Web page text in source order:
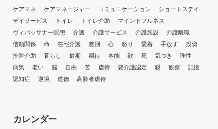
ケアマネ ケアマネージャー コミュニケーション
ショートステイ
デイサービス
トイレ トイレ介助
マインドフルネス
ヴィパッサナー瞑想
介護 介護サービス 介護施設
介護離職
信頼関係
命 在宅介護 差別 心 怒り 愛着 手放す
投資
排泄介助
暮らし 最期 期待 本能 欲 死 気づき
理性
病気
老い 脳 自由 苦 虐待 要介護認定 親 観察
記憶
認知症
逆境 道徳 高齢者虐待
カレンダー